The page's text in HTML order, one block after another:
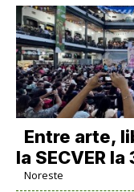
Entre arte,
la SECVER la
Noreste